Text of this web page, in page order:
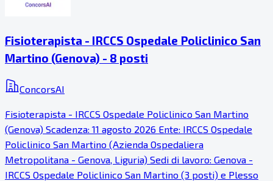
Fisioterapista - IRCCS Ospedale Policlinico San
Martino (Genova) - 8 posti
ConcorsAI
Fisioterapista - IRCCS Ospedale Policlinico San Martino
(Genova) Scadenza: 11 agosto 2026 Ente: IRCCS Ospedale
Policlinico San Martino (Azienda Ospedaliera
Metropolitana - Genova, Liguria) Sedi di lavoro: Genova -
IRCCS Ospedale Policlinico San Martino (3 posti) e Plesso